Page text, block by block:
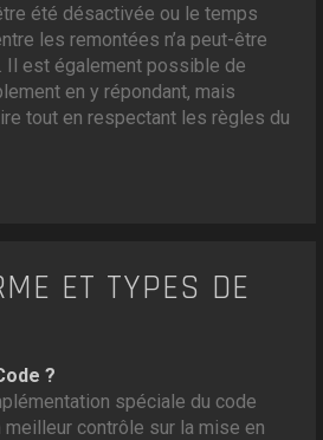
été désactivée ou le temps
les remontées n’a peut-être
Il est également possible de
en y répondant, mais
tout en respectant les règles du
ET TYPES DE
?
spéciale du code
meilleur contrôle sur la mise en